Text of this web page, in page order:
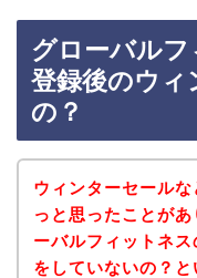
グローバル
登録後のウィ
の？
ウィンターセール
っと思ったことが
ーバルフィットネ
をしていないの？と